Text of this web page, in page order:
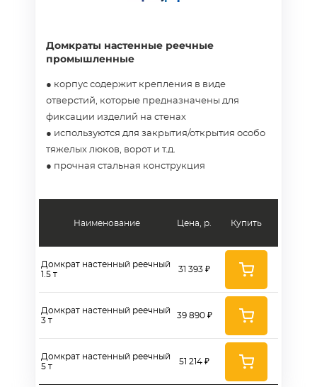
Домкраты настенные реечные
промышленные
● корпус содержит крепления в виде
отверстий, которые предназначены для
фиксации изделий на стенах
● используются для закрытия/открытия особо
тяжелых люков, ворот и т.д.
● прочная стальная конструкция
Наименование
Домкрат настенный реечный
1.5 т
Домкрат настенный реечный
3 т
Домкрат настенный реечный
5 т
Цена, р.
31 393 ₽
39 890 ₽
51 214 ₽
Купить